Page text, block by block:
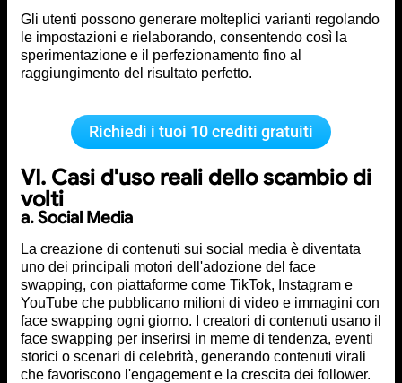
Gli utenti possono generare molteplici varianti regolando
le impostazioni e rielaborando, consentendo così la
sperimentazione e il perfezionamento fino al
raggiungimento del risultato perfetto.
Richiedi i tuoi 10 crediti gratuiti
VI. Casi d'uso reali dello scambio di
volti
a. Social Media
La creazione di contenuti sui social media è diventata
uno dei principali motori dell'adozione del face
swapping, con piattaforme come TikTok, Instagram e
YouTube che pubblicano milioni di video e immagini con
face swapping ogni giorno. I creatori di contenuti usano il
face swapping per inserirsi in meme di tendenza, eventi
storici o scenari di celebrità, generando contenuti virali
che favoriscono l'engagement e la crescita dei follower.